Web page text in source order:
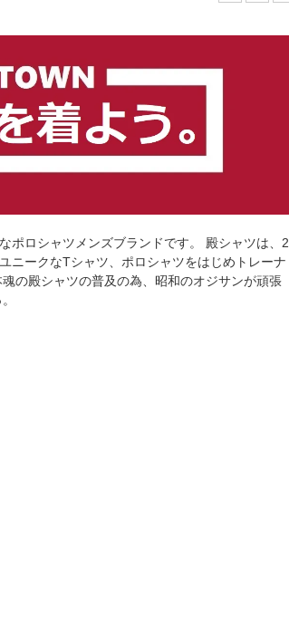
ポロシャツメンズブランドです。 殿シャツは、2
ニークなTシャツ、ポロシャツをはじめトレーナ
の殿シャツの普及の為、昭和のオジサンが頑張